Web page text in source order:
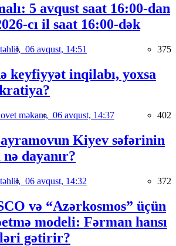
5 avqust saat 16:00-dan
cı il saat 16:00-dək
06 avqust, 14:51 375
keyfiyyət inqilabı, yoxsa
məkanı, 06 avqust, 14:37 402
Kiyev səfərinin
nə dayanır?
06 avqust, 14:32 372
və “Azərkosmos” üçün
modeli: Fərman hansı
gətirir?